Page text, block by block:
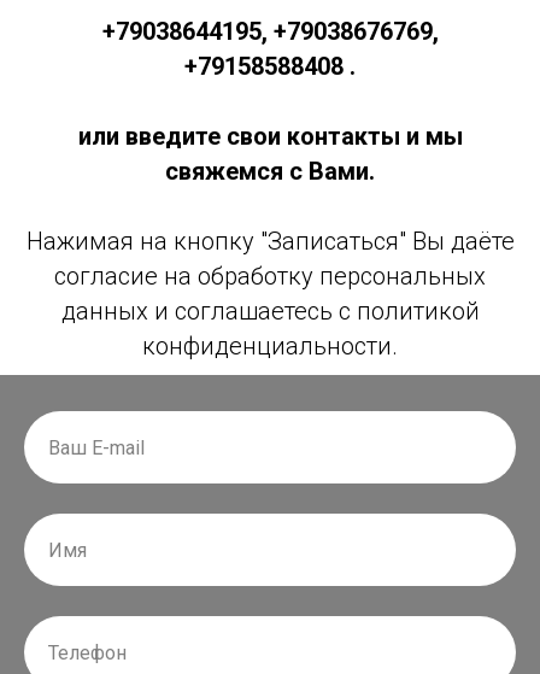
+79038644195, +79038676769,
+79158588408 .
или введите свои контакты и мы
свяжемся с Вами.
Нажимая на кнопку "Записаться" Вы даёте
согласие на обработку персональных
данных и соглашаетесь с политикой
конфиденциальности.